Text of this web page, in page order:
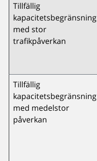
Tillfällig
kapacitetsbegränsning
med stor
trafikpåverkan
Tillfällig
kapacitetsbegränsning
med medelstor
påverkan